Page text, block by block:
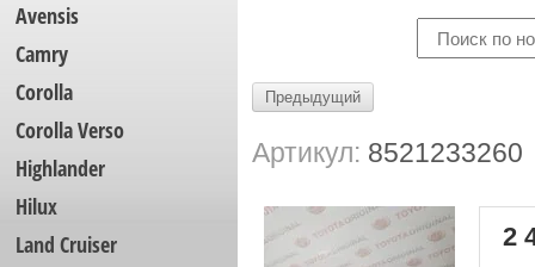
Avensis
Camry
Corolla
Сorolla Verso
Highlander
Hilux
Land Cruiser
Предыдущий
Артикул: 8521233260
2